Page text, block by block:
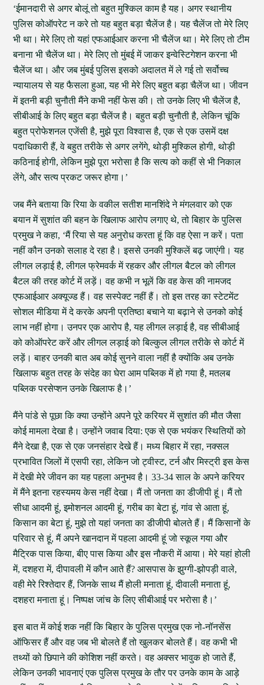
‘ईमानदारी से अगर बोलूं तो बहुत मुश्किल काम है यह। अगर स्थानीय
पुलिस कोऑपरेट न करे तो यह बहुत बड़ा चैलेंज है। यह चैलेंज तो मेरे लिए
भी था। मेरे लिए तो यहां एफआईआर करना भी चैलेंज था। मेरे लिए तो टीम
बनाना भी चैलेंज था। मेरे लिए तो मुंबई में जाकर इन्वेस्टिगेशन करना भी
चैलेंज था। और जब मुंबई पुलिस इसको अदालत में ले गई तो सर्वोच्च
न्यायालय से यह फैसला हुआ, यह भी मेरे लिए बहुत बड़ा चैलेंज था। जीवन
में इतनी बड़ी चुनौती मैंने कभी नहीं फेस की। तो उनके लिए भी चैलेंज है,
सीबीआई के लिए बहुत बड़ा चैलेंज है। बहुत बड़ी चुनौती है, लेकिन चूंकि
बहुत प्रोफेशनल एजेंसी है, मुझे पूरा विश्वास है, एक से एक उसमें दक्ष
पदाधिकारी हैं, वे बहुत तरीके से अगर लगेंगे, थोड़ी मुश्किल होगी, थोड़ी
कठिनाई होगी, लेकिन मुझे पूरा भरोसा है कि सत्य को कहीं से भी निकाल
लेंगे, और सत्य प्रकट जरूर होगा।’
जब मैंने बताया कि रिया के वकील सतीश मानशिंदे ने मंगलवार को एक
बयान में सुशांत की बहन के खिलाफ आरोप लगाए थे, तो बिहार के पुलिस
प्रमुख ने कहा, ‘मैं रिया से यह अनुरोध करता हूं कि वह ऐसा न करें। पता
नहीं कौन उनको सलाह दे रहा है। इससे उनकी मुश्किलें बढ़ जाएंगी। यह
लीगल लड़ाई है, लीगल फ्रेमवर्क में रहकर और लीगल बैटल को लीगल
बैटल की तरह कोर्ट में लड़ें। वह कभी न भूलें कि वह केस की नामजद
एफआईआर अक्यूज्ड हैं। वह सस्पेक्ट नहीं हैं। तो इस तरह का स्टेटमेंट
सोशल मीडिया में दे करके अपनी प्रतिष्ठा बचाने या बढ़ाने से उनको कोई
लाभ नहीं होगा। उनपर एक आरोप है, यह लीगल लड़ाई है, वह सीबीआई
को कोऑपरेट करें और लीगल लड़ाई को बिल्कुल लीगल तरीके से कोर्ट में
लड़ें। बाहर उनकी बात अब कोई सुनने वाला नहीं है क्योंकि अब उनके
खिलाफ बहुत तरह के संदेह का घेरा आम पब्लिक में हो गया है, मतलब
पब्लिक परसेप्शन उनके खिलाफ है।’
मैंने पांडे से पूछा कि क्या उन्होंने अपने पूरे करियर में सुशांत की मौत जैसा
कोई मामला देखा है। उन्होंने जवाब दिया: एक से एक भयंकर स्थितियों को
मैंने देखा है, एक से एक जनसंहार देखे हैं। मध्य बिहार में रहा, नक्सल
प्रभावित जिलों में एसपी रहा, लेकिन जो ट्वीस्ट, टर्न और मिस्ट्री इस केस
में देखी मेरे जीवन का यह पहला अनुभव है। 33-34 साल के अपने करियर
में मैंने इतना रहस्यमय केस नहीं देखा। मैं तो जनता का डीजीपी हूं। मैं तो
सीधा आदमी हूं, इमोशनल आदमी हूं, गरीब का बेटा हूं, गांव से आता हूं,
किसान का बेटा हूं, मुझे तो यहां जनता का डीजीपी बोलते हैं। मैं किसानों के
परिवार से हूं, मैं अपने खानदान में पहला आदमी हूं जो स्कूल गया और
मैट्रिक पास किया, बीए पास किया और इस नौकरी में आया। मेरे यहां होली
में, दशहरा में, दीपावली में कौन आते हैं? आसपास के झुग्गी-झोपड़ी वाले,
वही मेरे रिश्तेदार हैं, जिनके साथ मैं होली मनाता हूं, दीवाली मनाता हूं,
दशहरा मनाता हूं। निष्पक्ष जांच के लिए सीबीआई पर भरोसा है।’
इस बात में कोई शक नहीं कि बिहार के पुलिस प्रमुख एक नो-नॉनसेंस
ऑफिसर हैं और वह जब भी बोलते हैं तो खुलकर बोलते हैं। वह कभी भी
तथ्यों को छिपाने की कोशिश नहीं करते। वह अक्सर भावुक हो जाते हैं,
लेकिन उनकी भावनाएं एक पुलिस प्रमुख के तौर पर उनके काम के आड़े